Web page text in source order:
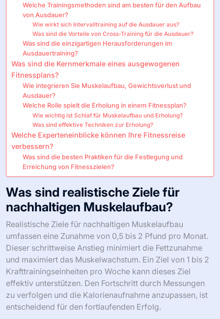
Welche Trainingsmethoden sind am besten für den Aufbau
von Ausdauer?
Wie wirkt sich Intervalltraining auf die Ausdauer aus?
Was sind die Vorteile von Cross-Training für die Ausdauer?
Was sind die einzigartigen Herausforderungen im
Ausdauertraining?
Was sind die Kernmerkmale eines ausgewogenen
Fitnessplans?
Wie integrieren Sie Muskelaufbau, Gewichtsverlust und
Ausdauer?
Welche Rolle spielt die Erholung in einem Fitnessplan?
Wie wichtig ist Schlaf für Muskelaufbau und Erholung?
Was sind effektive Techniken zur Erholung?
Welche Experteneinblicke können Ihre Fitnessreise
verbessern?
Was sind die besten Praktiken für die Festlegung und
Erreichung von Fitnesszielen?
Was sind realistische Ziele für
nachhaltigen Muskelaufbau?
Realistische Ziele für nachhaltigen Muskelaufbau
umfassen eine Zunahme von 0,5 bis 2 Pfund pro Monat.
Dieser schrittweise Anstieg minimiert die Fettzunahme
und maximiert das Muskelwachstum. Ein Ziel von 1 bis 2
Krafttrainingseinheiten pro Woche kann dieses Ziel
effektiv unterstützen. Den Fortschritt durch Messungen
zu verfolgen und die Kalorienaufnahme anzupassen, ist
entscheidend für den fortlaufenden Erfolg.